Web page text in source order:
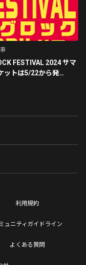
FESTIVAL 2024 サマ
ットは5/22から発
利用規約
ュニティガイドライン
よくある質問